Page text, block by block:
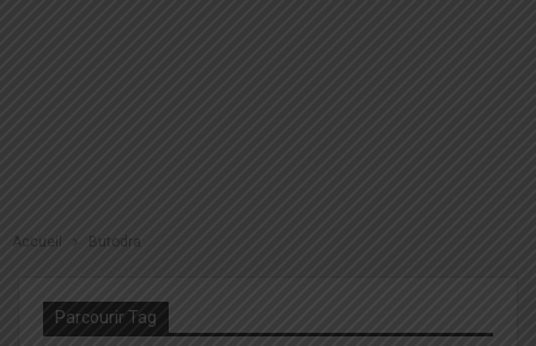
Accueil Butodra
Parcourir Tag